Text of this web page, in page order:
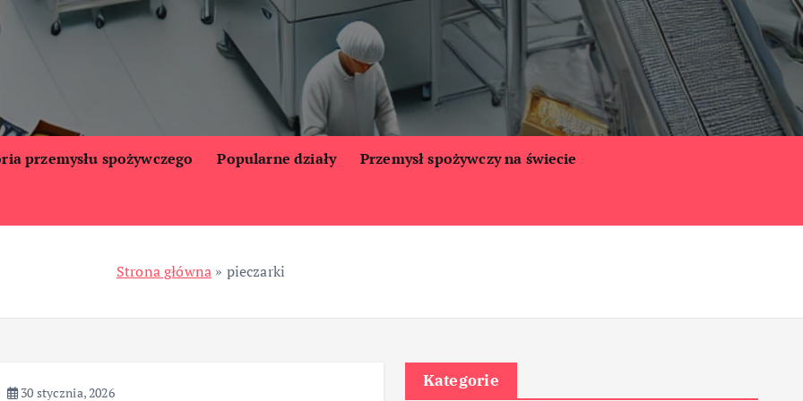
przemysłu spożywczego Popularne działy Przemysł spożywczy na świecie
Strona główna » pieczarki
30 stycznia, 2026
Kategorie